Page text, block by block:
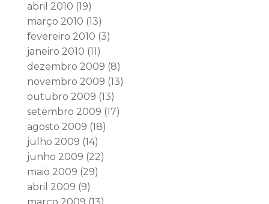
abril 2010 (19)
março 2010 (13)
fevereiro 2010 (3)
janeiro 2010 (11)
dezembro 2009 (8)
novembro 2009 (13)
outubro 2009 (13)
setembro 2009 (17)
agosto 2009 (18)
julho 2009 (14)
junho 2009 (22)
maio 2009 (29)
abril 2009 (9)